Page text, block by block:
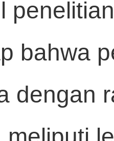
bahwa
dengan